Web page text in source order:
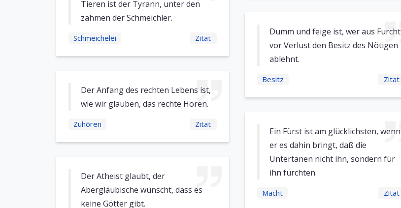
Tieren ist der Tyrann, unter den
zahmen der Schmeichler.
Schmeichelei Zitat
Der Anfang des rechten Lebens ist,
wie wir glauben, das rechte Hören.
Zuhören Zitat
Der Atheist glaubt, der
Abergläubische wünscht, dass es
keine Götter gibt.
Dumm und feige ist, wer aus Furcht
vor Verlust den Besitz des Nötigen
ablehnt.
Besitz Zitat
Ein Fürst ist am glücklichsten, wenn
er es dahin bringt, daß die
Untertanen nicht ihn, sondern für
ihn fürchten.
Macht Zitat